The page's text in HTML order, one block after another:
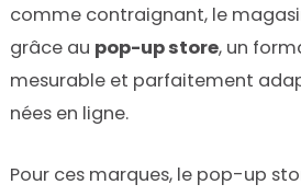
comme contraignant, le
grâce au pop-up store, un
mesurable et parfaitement
nées en ligne.
Pour ces marques, le pop-up